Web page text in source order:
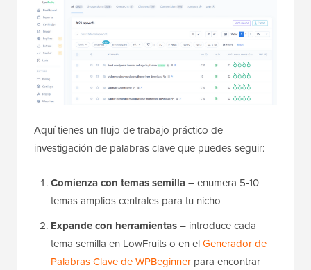
Aquí tienes un flujo de trabajo práctico de
investigación de palabras clave que puedes seguir:
Comienza con temas semilla– enumera 5-10
temas amplios centrales para tu nicho
Expande con herramientas– introduce cada
tema semilla en LowFruits o en elGenerador de
Palabras Clave de WPBeginner para encontrar